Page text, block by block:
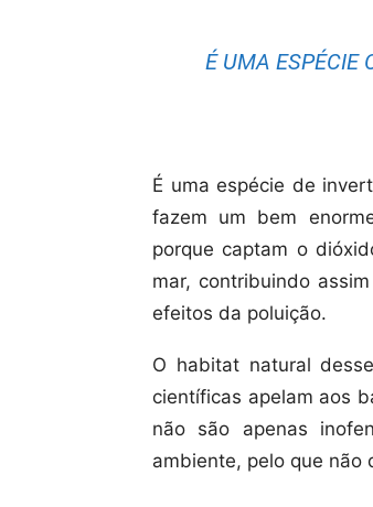
É UMA ESPÉCIE
É uma espécie de
fazem um bem
porque captam o
mar, contribuindo
efeitos da poluição.
O habitat natural
científicas apelam aos
não são apenas
ambiente, pelo que não